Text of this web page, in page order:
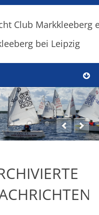
Club Markkleeberg
bei Leipzig